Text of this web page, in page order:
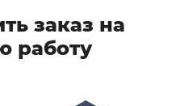
заказ на
работу